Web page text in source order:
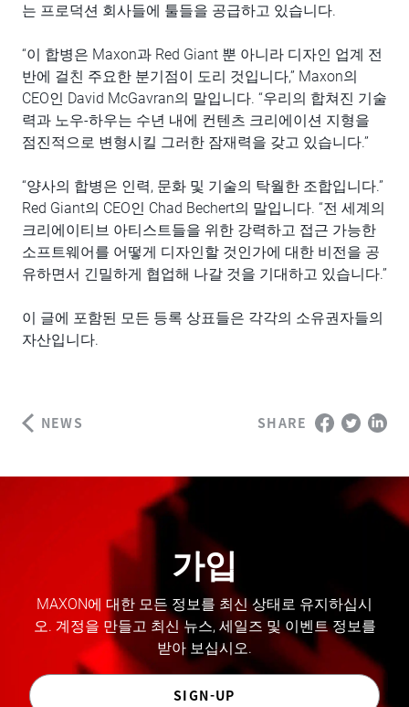
는 프로덕션 회사들에 툴들을 공급하고 있습니다.
“이 합병은 Maxon과 Red Giant 뿐 아니라 디자인 업계 전
반에 걸친 주요한 분기점이 도리 것입니다,” Maxon의
CEO인 David McGavran의 말입니다. “우리의 합쳐진 기술
력과 노우-하우는 수년 내에 컨텐츠 크리에이션 지형을
점진적으로 변형시킬 그러한 잠재력을 갖고 있습니다.”
“양사의 합병은 인력, 문화 및 기술의 탁월한 조합입니다.”
Red Giant의 CEO인 Chad Bechert의 말입니다. “전 세계의
크리에이티브 아티스트들을 위한 강력하고 접근 가능한
소프트웨어를 어떻게 디자인할 것인가에 대한 비전을 공
유하면서 긴밀하게 협업해 나갈 것을 기대하고 있습니다.”
이 글에 포함된 모든 등록 상표들은 각각의 소유권자들의
자산입니다.
NEWS SHARE
가입
MAXON에 대한 모든 정보를 최신 상태로 유지하십시
오. 계정을 만들고 최신 뉴스, 세일즈 및 이벤트 정보를
받아 보십시오.
SIGN-UP